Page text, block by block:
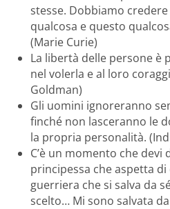
stesse. Dobbiamo
qualcosa e questo
(Marie Curie)
La libertà delle persone è
nel volerla e al loro
Goldman)
Gli uomini ignoreranno
finché non lasceranno le
la propria personalità.
C’è un momento che devi
principessa che aspetta di
guerriera che si salva da
scelto… Mi sono salvata